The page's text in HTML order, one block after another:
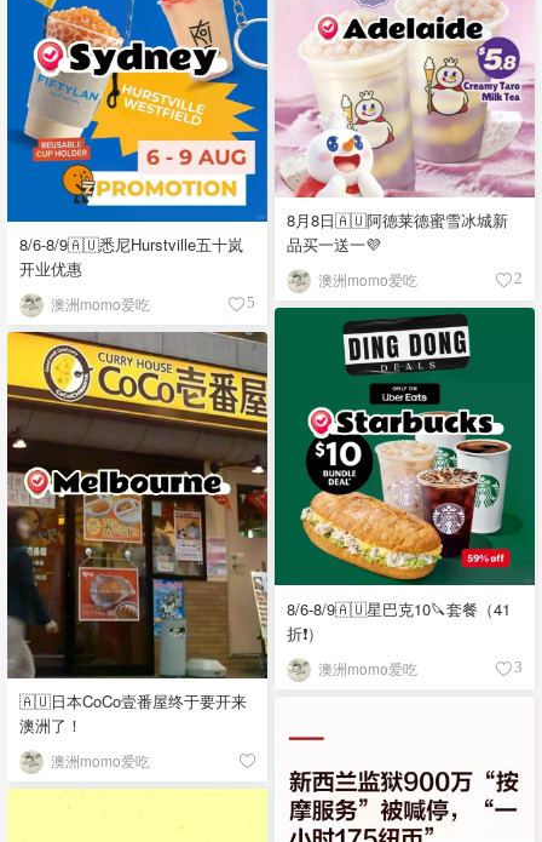
8月8日🇦🇺阿德莱德蜜雪冰城新
品买一送一💜
澳洲momo爱吃 2
8/6-8/9🇦🇺悉尼Hurstville五十岚
开业优惠
澳洲momo爱吃 5
8/6-8/9🇦🇺星巴克10🔪套餐（41
折❗）
澳洲momo爱吃 3
🇦🇺日本CoCo壹番屋终于要开来
澳洲了！
澳洲momo爱吃